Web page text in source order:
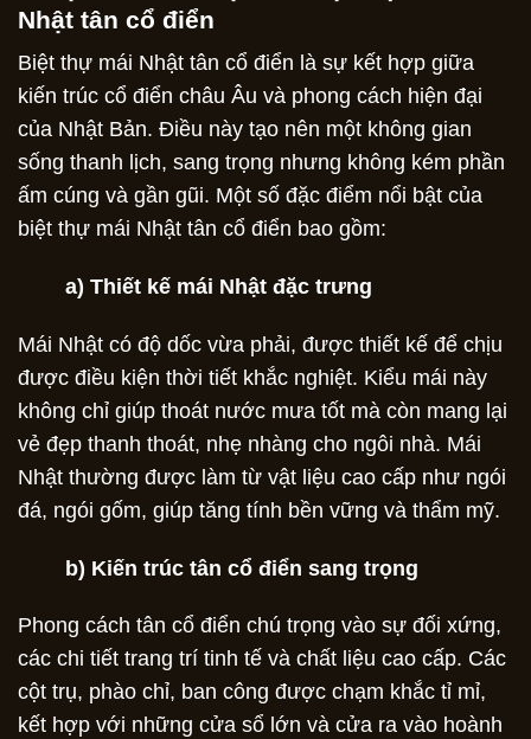
Nhật tân cổ điển
Biệt thự mái Nhật tân cổ điển là sự kết hợp giữa
kiến trúc cổ điển châu Âu và phong cách hiện đại
của Nhật Bản. Điều này tạo nên một không gian
sống thanh lịch, sang trọng nhưng không kém phần
ấm cúng và gần gũi. Một số đặc điểm nổi bật của
biệt thự mái Nhật tân cổ điển bao gồm:
a) Thiết kế mái Nhật đặc trưng
Mái Nhật có độ dốc vừa phải, được thiết kế để chịu
được điều kiện thời tiết khắc nghiệt. Kiểu mái này
không chỉ giúp thoát nước mưa tốt mà còn mang lại
vẻ đẹp thanh thoát, nhẹ nhàng cho ngôi nhà. Mái
Nhật thường được làm từ vật liệu cao cấp như ngói
đá, ngói gốm, giúp tăng tính bền vững và thẩm mỹ.
b) Kiến trúc tân cổ điển sang trọng
Phong cách tân cổ điển chú trọng vào sự đối xứng,
các chi tiết trang trí tinh tế và chất liệu cao cấp. Các
cột trụ, phào chỉ, ban công được chạm khắc tỉ mỉ,
kết hợp với những cửa sổ lớn và cửa ra vào hoành